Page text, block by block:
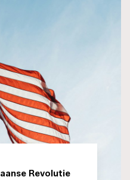
Revolutie